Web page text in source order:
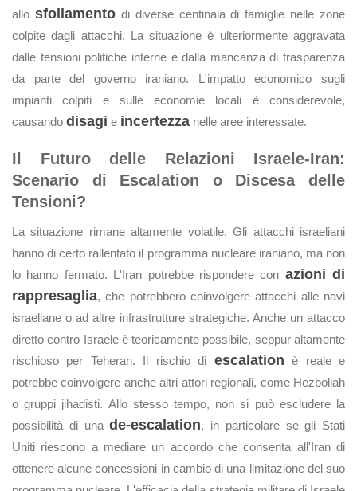
allo sfollamentodi diverse centinaia di famiglie nelle zone
colpite dagli attacchi. La situazione è ulteriormente aggravata
dalle tensioni politiche interne e dalla mancanza di trasparenza
da parte del governo iraniano. L'impatto economico sugli
impianti colpiti e sulle economie locali è considerevole,
causando disagi e incertezza nelle aree interessate.
Il Futuro delle Relazioni Israele-Iran:
Scenario di Escalation o Discesa delle
Tensioni?
La situazione rimane altamente volatile. Gli attacchi israeliani
hanno di certo rallentato il programma nucleare iraniano, ma non
lo hanno fermato. L'Iran potrebbe rispondere con azioni di
rappresaglia, che potrebbero coinvolgere attacchi alle navi
israeliane o ad altre infrastrutture strategiche. Anche un attacco
diretto contro Israele è teoricamente possibile, seppur altamente
rischioso per Teheran. Il rischio di escalation è reale e
potrebbe coinvolgere anche altri attori regionali, come Hezbollah
o gruppi jihadisti. Allo stesso tempo, non si può escludere la
possibilità di unade-escalation, in particolare se gli Stati
Uniti riescono a mediare un accordo che consenta all'Iran di
ottenere alcune concessioni in cambio di una limitazione del suo